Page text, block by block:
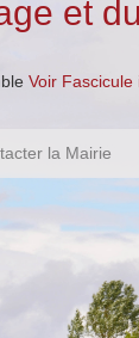
et
Voir Fascicule
la Mairie